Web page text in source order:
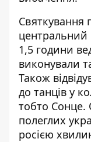
Святкування
1,5 години
виконували
Також
до танців у
тобто Сонце.
полеглих
росією